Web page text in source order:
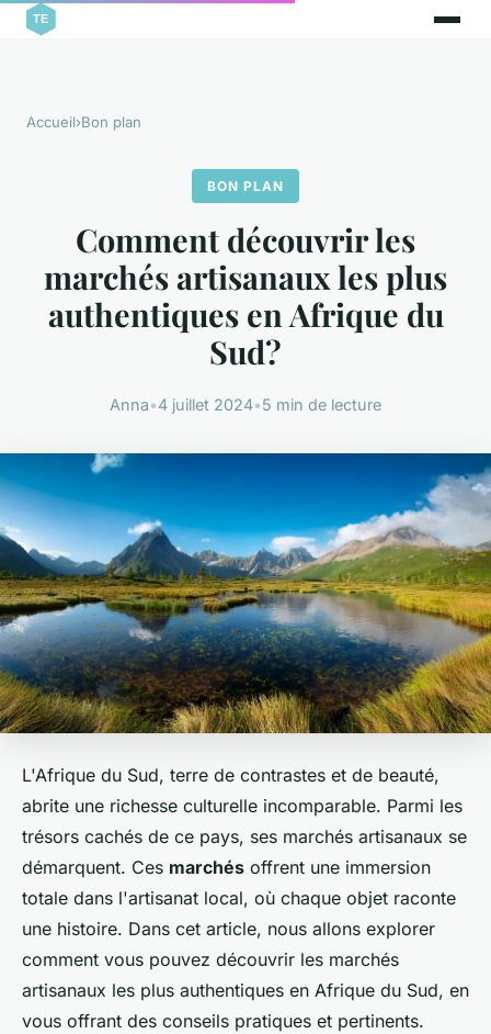
Accueil›Bon plan
BON PLAN
Comment découvrir les
marchés artisanaux les plus
authentiques en Afrique du
Sud?
Anna•4 juillet 2024•5 min de lecture
L'Afrique du Sud, terre de contrastes et de beauté,
abrite une richesse culturelle incomparable. Parmi les
trésors cachés de ce pays, ses marchés artisanaux se
démarquent. Ces marchés offrent une immersion
totale dans l'artisanat local, où chaque objet raconte
une histoire. Dans cet article, nous allons explorer
comment vous pouvez découvrir les marchés
artisanaux les plus authentiques en Afrique du Sud, en
vous offrant des conseils pratiques et pertinents.